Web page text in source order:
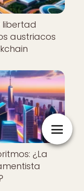
libertad
austriacos
¿La